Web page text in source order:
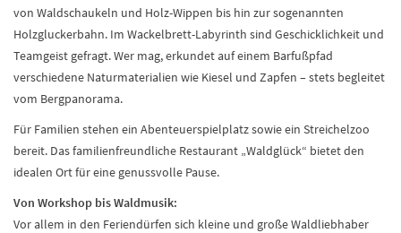
von Waldschaukeln und Holz-Wippen bis hin zur sogenannten
Holzgluckerbahn. Im Wackelbrett-Labyrinth sind Geschicklichkeit und
Teamgeist gefragt. Wer mag, erkundet auf einem Barfußpfad
verschiedene Naturmaterialien wie Kiesel und Zapfen – stets begleitet
vom Bergpanorama.
Für Familien stehen ein Abenteuerspielplatz sowie ein Streichelzoo
bereit. Das familienfreundliche Restaurant „Waldglück“ bietet den
idealen Ort für eine genussvolle Pause.
Von Workshop bis Waldmusik:
Vor allem in den Feriendürfen sich kleine und große Waldliebhaber